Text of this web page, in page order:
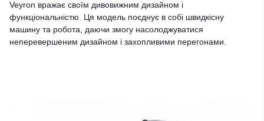
Veyron вражає своїм дивовижним дизайном і
функціональністю. Ця модель поєднує в собі швидкісну
машину та робота, даючи змогу насолоджуватися
неперевершеним дизайном і захопливими перегонами.